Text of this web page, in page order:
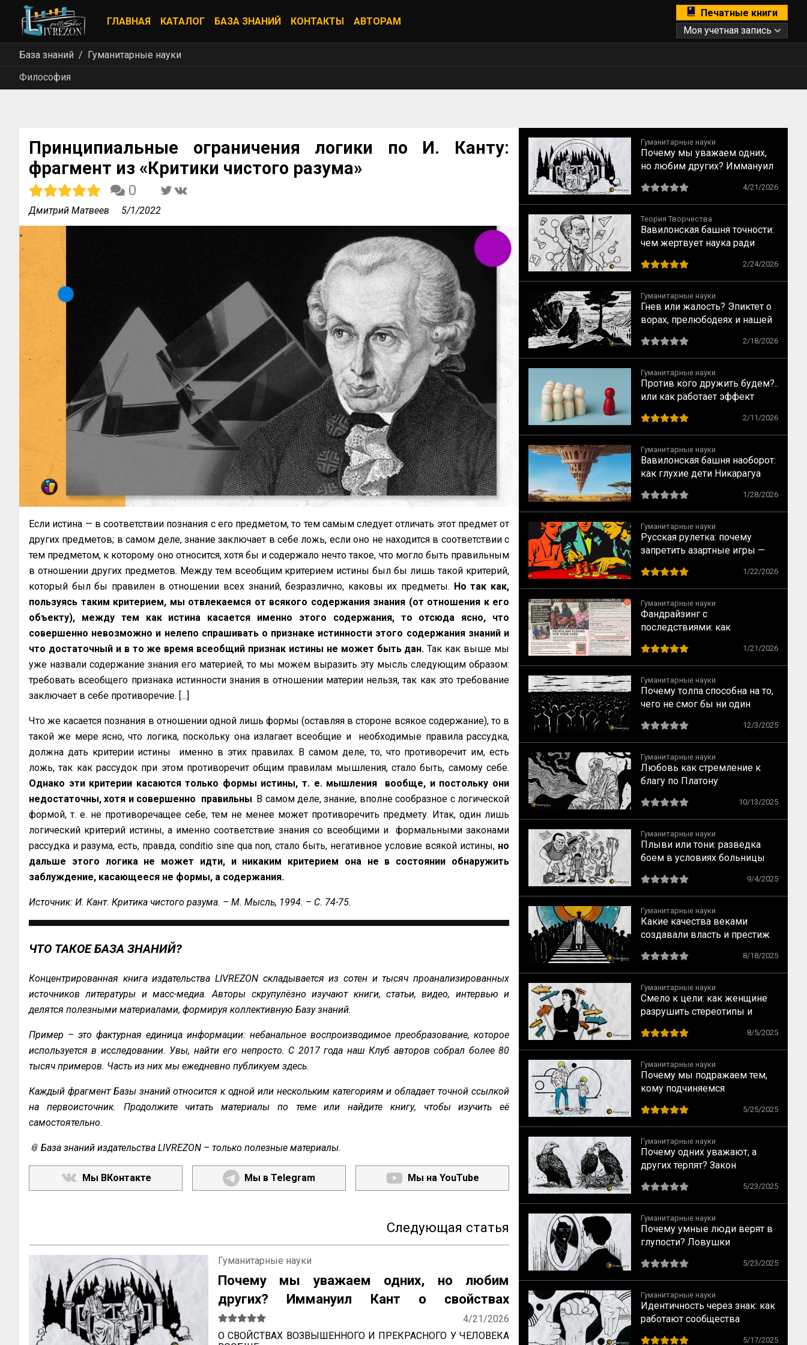
ГЛАВНАЯ КАТАЛОГ БАЗА ЗНАНИЙ КОНТАКТЫ АВТОРАМ
Печатные книги
Моя учетная запись
База знаний
Гуманитарные науки
Философия
Принципиальные ограничения логики по И. Канту:
фрагмент из «Критики чистого разума»
0
Дмитрий Матвеев 5/1/2022
Если истина — в соответствии познания с его предметом, то тем самым следует отличать этот предмет от
других предметов; в самом деле, знание заключает в себе ложь, если оно не находится в соответствии с
тем предметом, к которому оно относится, хотя бы и содержало нечто такое, что могло быть правильным
в отношении других предметов. Между тем всеобщим критерием истины был бы лишь такой критерий,
который был бы правилен в отношении всех знаний, безразлично, каковы их предметы. Но так как,
пользуясь таким критерием, мы отвлекаемся от всякого содержания знания (от отношения к его
объекту), между тем как истина касается именно этого содержания, то отсюда ясно, что
совершенно невозможно и нелепо спрашивать о признаке истинности этого содержания знаний и
что достаточный и в то же время всеобщий признак истины не может быть дан. Так как выше мы
уже назвали содержание знания его материей, то мы можем выразить эту мысль следующим образом:
требовать всеобщего признака истинности знания в отношении материи нельзя, так как это требование
заключает в себе противоречие. [...]
Что же касается познания в отношении одной лишь формы (оставляя в стороне всякое содержание), то в
такой же мере ясно, что логика, поскольку она излагает всеобщие и необходимые правила рассудка,
должна дать критерии истины именно в этих правилах. В самом деле, то, что противоречит им, есть
ложь, так как рассудок при этом противоречит общим правилам мышления, стало быть, самому себе.
Однако эти критерии касаются только формы истины, т. е. мышления вообще, и постольку они
недостаточны, хотя и совершенно правильны. В самом деле, знание, вполне сообразное с логической
формой, т. е. не противоречащее себе, тем не менее может противоречить предмету. Итак, один лишь
логический критерий истины, а именно соответствие знания со всеобщими и формальными законами
рассудка и разума, есть, правда, conditio sine qua non, стало быть, негативное условие всякой истины, но
дальше этого логика не может идти, и никаким критерием она не в состоянии обнаружить
заблуждение, касающееся не формы, а содержания.
Источник: И. Кант. Критика чистого разума. – М. Мысль, 1994. – С. 74-75.
ЧТО ТАКОЕ БАЗА ЗНАНИЙ?
Концентрированная книга издательства LIVREZON складывается из сотен и тысяч проанализированных
источников литературы и масс-медиа. Авторы скрупулёзно изучают книги, статьи, видео, интервью и
делятся полезными материалами, формируя коллективную Базу знаний.
Пример – это фактурная единица информации: небанальное воспроизводимое преобразование, которое
используется в исследовании. Увы, найти его непросто. С 2017 года наш Клуб авторов собрал более 80
тысяч примеров. Часть из них мы ежедневно публикуем здесь.
Каждый фрагмент Базы знаний относится к одной или нескольким категориям и обладает точной ссылкой
на первоисточник. Продолжите читать материалы по теме или найдите книгу, чтобы изучить её
самостоятельно.
📎 База знаний издательства LIVREZON – только полезные материалы.
Мы ВКонтакте Мы в Telegram Мы на YouTube
Следующая статья
Гуманитарные науки
Почему мы уважаем одних, но любим
других? Иммануил Кант о свойствах
возвышенного и прекрасного
4/21/2026
О СВОЙСТВАХ ВОЗВЫШЕННОГО И ПРЕКРАСНОГО У ЧЕЛОВЕКА
Гуманитарные науки
Почему мы уважаем одних,
но любим других? Иммануил
возвышенного и прекрасного
4/21/2026
Теория Творчества
Вавилонская башня точности:
чем жертвует наука ради
2/24/2026
Гуманитарные науки
Гнев или жалость? Эпиктет о
ворах, прелюбодеях и нашей
2/18/2026
Гуманитарные науки
Против кого дружить будем?..
или как работает эффект
2/11/2026
Гуманитарные науки
Вавилонская башня наоборот:
как глухие дети Никарагуа
было (и как на их примере
создаются субкультуры)
1/28/2026
Гуманитарные науки
Русская рулетка: почему
запретить азартные игры —
понедельники
1/22/2026
Гуманитарные науки
Фандрайзинг с
последствиями: как
тех, кому помогает
1/21/2026
Гуманитарные науки
Почему толпа способна на то,
чего не смог бы ни один
механизмы по Лебону
12/3/2025
Гуманитарные науки
Любовь как стремление к
благу по Платону
10/13/2025
Гуманитарные науки
Плыви или тони: разведка
боем в условиях больницы
9/4/2025
Гуманитарные науки
Какие качества веками
создавали власть и престиж
8/18/2025
Гуманитарные науки
Смело к цели: как женщине
разрушить стереотипы и
профессию, не уповая на
мечты
8/5/2025
Гуманитарные науки
Почему мы подражаем тем,
кому подчиняемся
5/25/2025
Гуманитарные науки
Почему одних уважают, а
других терпят? Закон
Спенсеру
5/23/2025
Гуманитарные науки
Почему умные люди верят в
глупости? Ловушки
предупреждал Милль
5/23/2025
Гуманитарные науки
Идентичность через знак: как
работают сообщества
5/17/2025